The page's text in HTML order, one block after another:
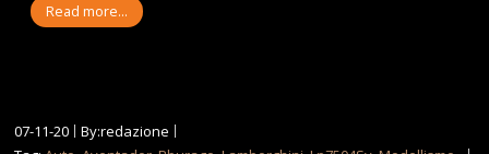
Read more...
07-11-20
By:redazione